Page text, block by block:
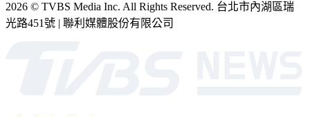
2026 © TVBS Media Inc. All Rights Reserved. 台北市內湖區瑞
光路451號 | 聯利媒體股份有限公司